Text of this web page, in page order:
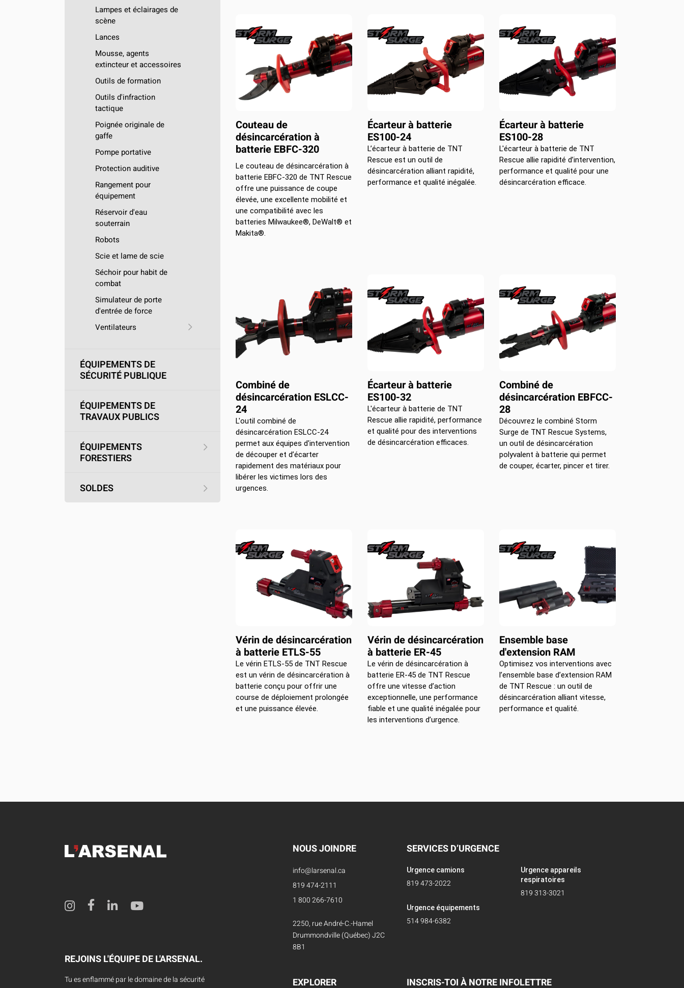
Lampes et éclairages de
scène
Lances
Mousse, agents
extincteur et accessoires
Outils de formation
Outils d'infraction
tactique
Poignée originale de
gaffe
Pompe portative
Protection auditive
Rangement pour
équipement
Réservoir d'eau
souterrain
Robots
Scie et lame de scie
Séchoir pour habit de
combat
Simulateur de porte
d'entrée de force
Ventilateurs
ÉQUIPEMENTS DE
SÉCURITÉ PUBLIQUE
ÉQUIPEMENTS DE
TRAVAUX PUBLICS
ÉQUIPEMENTS
FORESTIERS
SOLDES
Couteau de
désincarcération à
batterie EBFC-320
Le couteau de désincarcération à
batterie EBFC-320 de TNT Rescue
offre une puissance de coupe
élevée, une excellente mobilité et
une compatibilité avec les
batteries Milwaukee®, DeWalt® et
Makita®.
Écarteur à batterie
ES100-24
L’écarteur à batterie de TNT
Rescue est un outil de
désincarcération alliant rapidité,
performance et qualité inégalée.
Écarteur à batterie
ES100-28
L'écarteur à batterie de TNT
Rescue allie rapidité d’intervention,
performance et qualité pour une
désincarcération efficace.
Combiné de
désincarcération ESLCC-
24
L'outil combiné de
désincarcération ESLCC-24
permet aux équipes d'intervention
de découper et d’écarter
rapidement des matériaux pour
libérer les victimes lors des
urgences.
Écarteur à batterie
ES100-32
L'écarteur à batterie de TNT
Rescue allie rapidité, performance
et qualité pour des interventions
de désincarcération efficaces.
Combiné de
désincarcération EBFCC-
28
Découvrez le combiné Storm
Surge de TNT Rescue Systems,
un outil de désincarcération
polyvalent à batterie qui permet
de couper, écarter, pincer et tirer.
Vérin de désincarcération
à batterie ETLS-55
Le vérin ETLS-55 de TNT Rescue
est un vérin de désincarcération à
batterie conçu pour offrir une
course de déploiement prolongée
et une puissance élevée.
Vérin de désincarcération
à batterie ER-45
Le vérin de désincarcération à
batterie ER-45 de TNT Rescue
offre une vitesse d’action
exceptionnelle, une performance
fiable et une qualité inégalée pour
les interventions d’urgence.
Ensemble base
d'extension RAM
Optimisez vos interventions avec
l’ensemble base d’extension RAM
de TNT Rescue : un outil de
désincarcération alliant vitesse,
performance et qualité.
REJOINS L'ÉQUIPE DE L'ARSENAL.
Tu es enflammé par le domaine de la sécurité
NOUS JOINDRE
info@larsenal.ca
819 474-2111
1 800 266-7610
2250, rue André-C.-Hamel
Drummondville (Québec) J2C
8B1
SERVICES D’URGENCE
Urgence camions
819 473-2022
Urgence équipements
514 984-6382
Urgence appareils
respiratoires
819 313-3021
EXPLORER INSCRIS-TOI À NOTRE INFOLETTRE